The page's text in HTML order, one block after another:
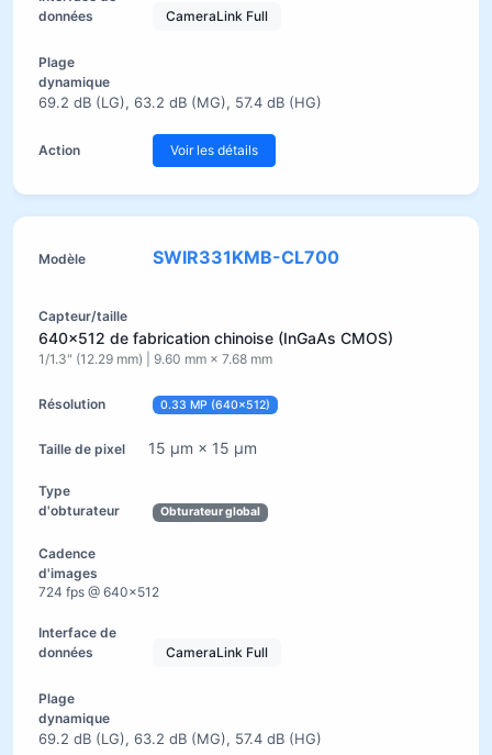
CameraLink Full
69.2 dB (LG), 63.2 dB (MG), 57.4 dB (HG)
Voir les détails
SWIR331KMB-CL700
640×512 de fabrication chinoise (InGaAs CMOS)
1/1.3" (12.29 mm) | 9.60 mm × 7.68 mm
0.33 MP (640×512)
15 µm × 15 µm
Obturateur global
724 fps @ 640×512
CameraLink Full
69.2 dB (LG), 63.2 dB (MG), 57.4 dB (HG)